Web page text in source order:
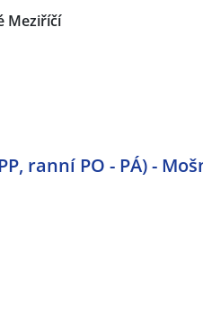
Meziříčí
ranní PO - PÁ) -